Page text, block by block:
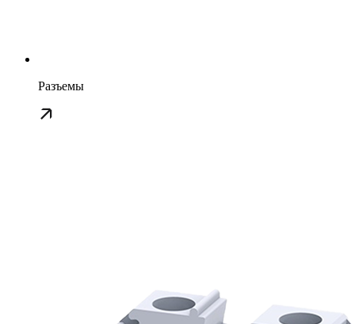
Разъемы